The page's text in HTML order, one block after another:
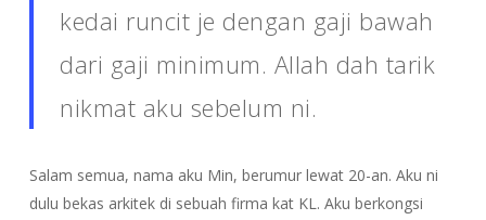
kedai runcit je dengan gaji bawah
dari gaji minimum. Allah dah tarik
nikmat aku sebelum ni.
Salam semua, nama aku Min, berumur lewat 20-an. Aku ni
dulu bekas arkitek di sebuah firma kat KL. Aku berkongsi